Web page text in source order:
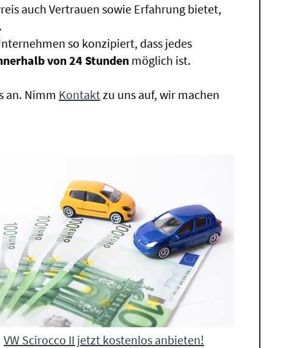
auch Vertrauen sowie Erfahrung bietet,
so konzipiert, dass jedes
von 24 Stunden möglich ist.
an. Nimm Kontaktzu uns auf, wir machen
VW Scirocco II jetzt kostenlos anbieten!